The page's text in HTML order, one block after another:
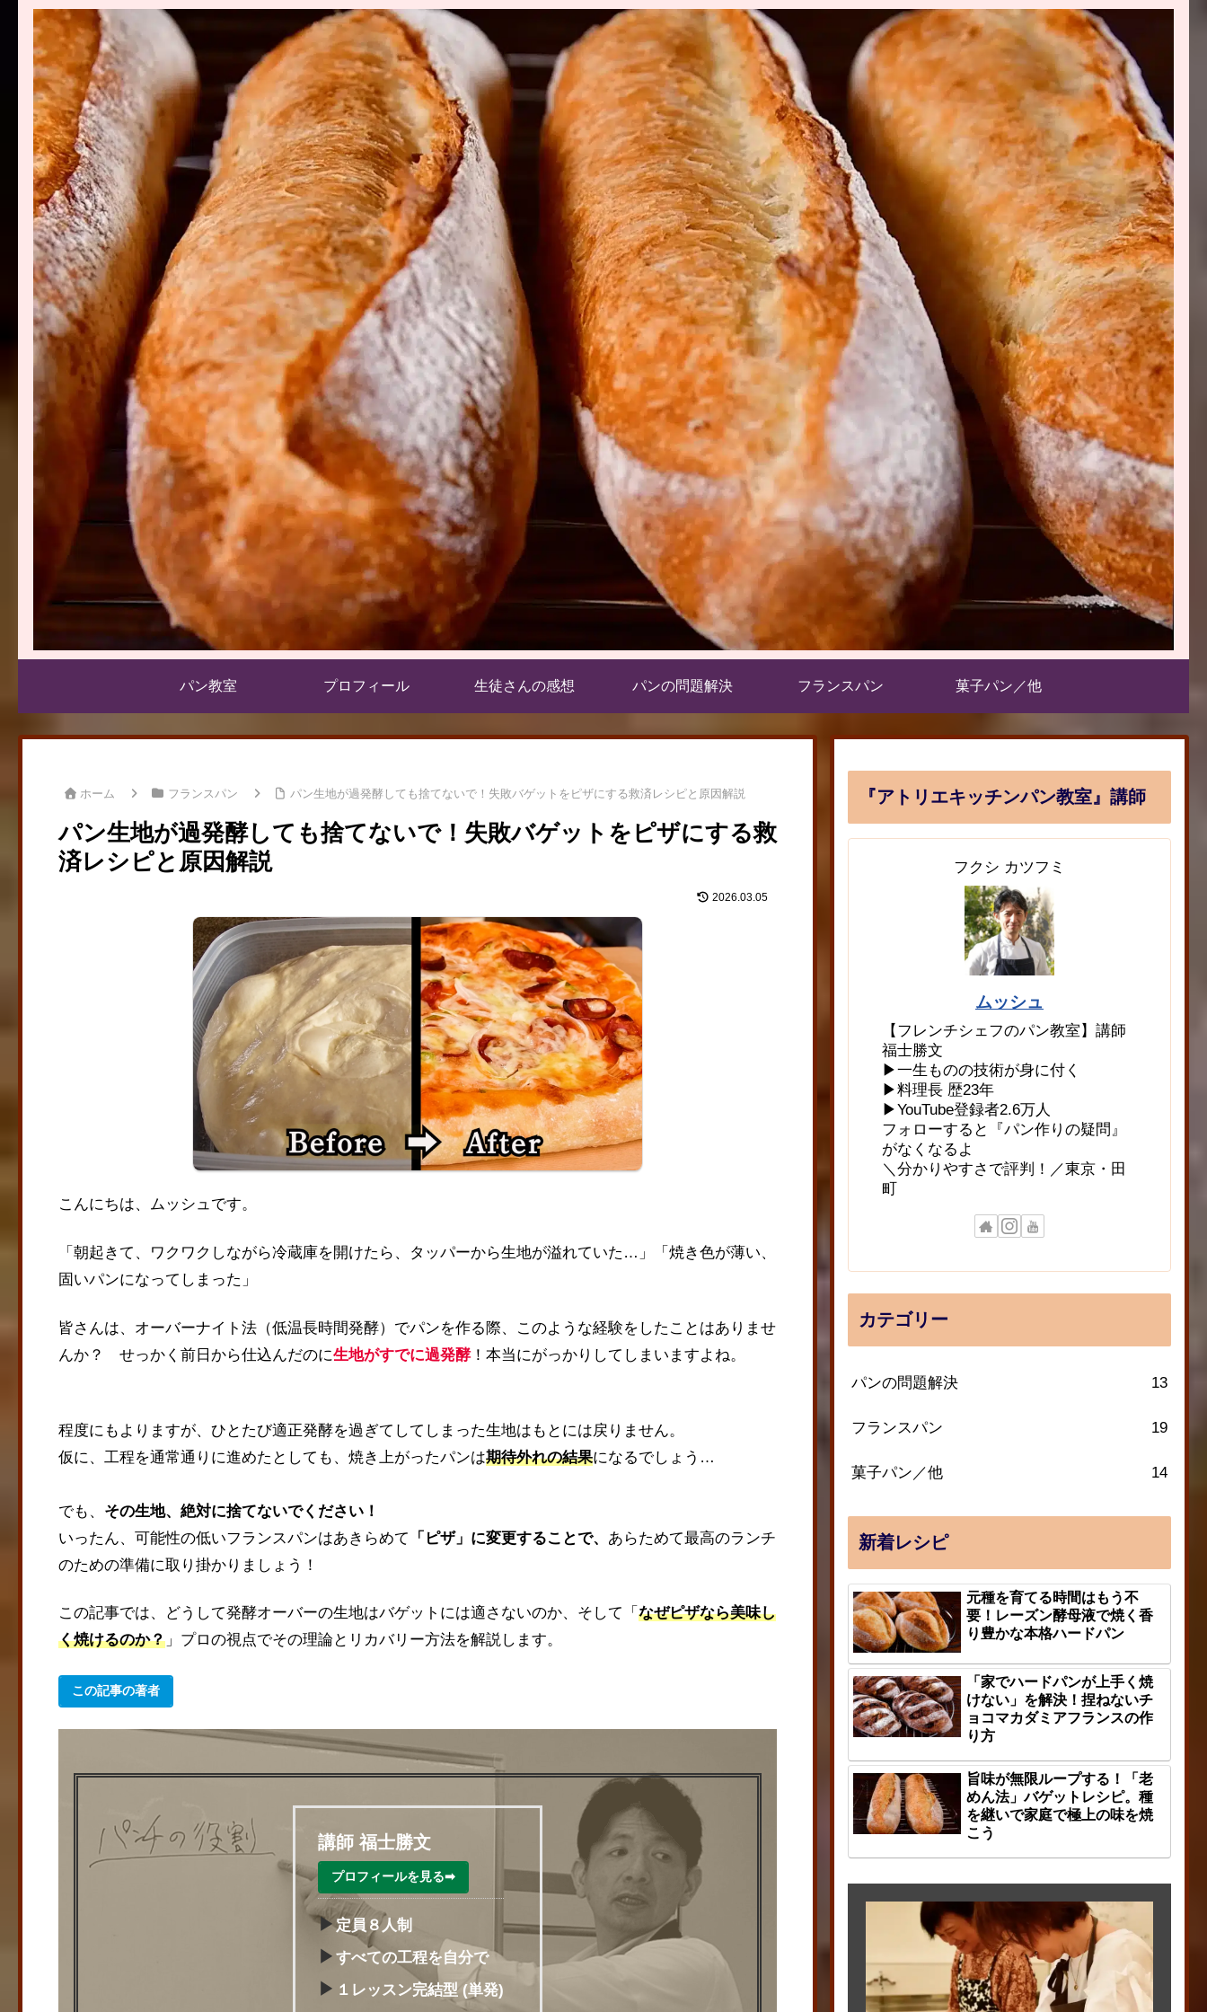
パン教室 プロフィール 生徒さんの感想 パンの問題解決 フランスパン 菓子パン／他
ホーム フランスパン パン生地が過発酵しても捨てないで！失敗バゲットをピザにする救済レシピと原因解説
パン生地が過発酵しても捨てないで！失敗バゲットをピザにする救
済レシピと原因解説
2026.03.05
こんにちは、ムッシュです。
「朝起きて、ワクワクしながら冷蔵庫を開けたら、タッパーから生地が溢れていた…」「焼き色が薄い、
固いパンになってしまった」
皆さんは、オーバーナイト法（低温長時間発酵）でパンを作る際、このような経験をしたことはありませ
んか？ せっかく前日から仕込んだのに生地がすでに過発酵！本当にがっかりしてしまいますよね。
程度にもよりますが、ひとたび適正発酵を過ぎてしてしまった生地はもとには戻りません。
仮に、工程を通常通りに進めたとしても、焼き上がったパンは期待外れの結果になるでしょう…
でも、 その生地、絶対に捨てないでください！
いったん、可能性の低いフランスパンはあきらめて
「ピザ」に変更することで、 あらためて最高のランチ
のための準備に取り掛かりましょう！
この記事では、どうして発酵オーバーの生地はバゲットには適さないのか、そして「 なぜピザなら美味し
く焼けるのか？ 」プロの視点でその理論とリカバリー方法を解説します。
この記事の著者
講師 福士勝文
プロフィールを見る➡
▶定員８人制
▶ すべての工程を自分で
▶ １レッスン完結型 (単発)
『アトリエキッチンパン教室』講師
フクシ カツフミ
ムッシュ
【フレンチシェフのパン教室】講師
福士勝文
▶一生ものの技術が身に付く
▶料理長 歴23年
▶YouTube登録者2.6万人
フォローすると『パン作りの疑問』
がなくなるよ
＼分かりやすさで評判！／東京・田
町
カテゴリー
パンの問題解決 13
フランスパン 19
菓子パン／他 14
新着レシピ
元種を育てる時間はもう不
要！レーズン酵母液で焼く香
り豊かな本格ハードパン
「家でハードパンが上手く焼
けない」を解決！捏ねないチ
ョコマカダミアフランスの作
り方
旨味が無限ループする！「老
めん法」バゲットレシピ。種
を継いで家庭で極上の味を焼
こう